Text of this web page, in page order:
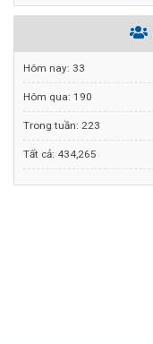
Hôm nay: 33
Hôm qua: 190
Trong tuần: 223
Tất cả: 434,265